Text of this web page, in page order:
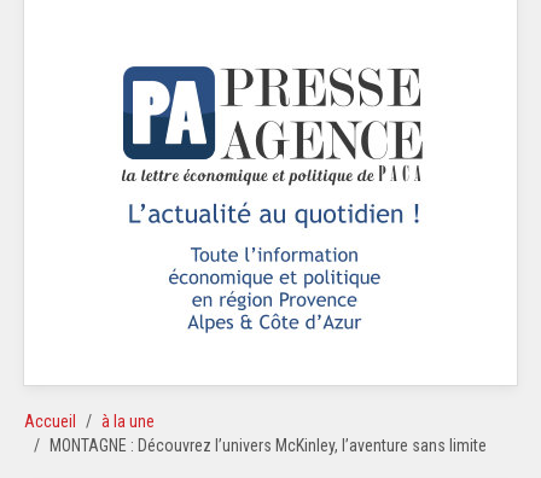
Accueil
à la une
MONTAGNE : Découvrez l’univers McKinley, l’aventure sans limite